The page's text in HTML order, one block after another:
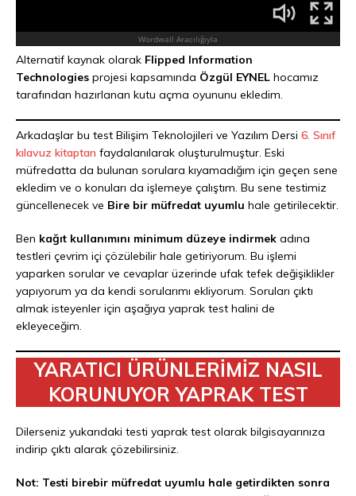
Alternatif kaynak olarak Flipped Information
Technologies projesi kapsamında Özgül EYNEL hocamız
tarafından hazırlanan kutu açma oyununu ekledim.
Arkadaşlar bu test Bilişim Teknolojileri ve Yazılım Dersi 6. Sınıf
kılavuz kitaptan faydalanılarak oluşturulmuştur. Eski
müfredatta da bulunan sorulara kıyamadığım için geçen sene
ekledim ve o konuları da işlemeye çalıştım. Bu sene testimiz
güncellenecek ve Bire bir müfredat uyumlu hale getirilecektir.
Ben kağıt kullanımını minimum düzeye indirmek adına
testleri çevrim içi çözülebilir hale getiriyorum. Bu işlemi
yaparken sorular ve cevaplar üzerinde ufak tefek değişiklikler
yapıyorum ya da kendi sorularımı ekliyorum. Soruları çıktı
almak isteyenler için aşağıya yaprak test halini de
ekleyeceğim.
YARATICI ÜRÜNLERİMİZ NASIL
KORUNUYOR YAPRAK TEST
Dilerseniz yukarıdaki testi yaprak test olarak bilgisayarınıza
indirip çıktı alarak çözebilirsiniz.
Not: Testi birebir müfredat uyumlu hale getirdikten sonra